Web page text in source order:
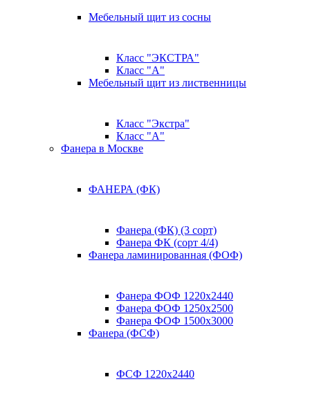
Мебельный щит из сосны
Класс "ЭКСТРА"
Класс "А"
Мебельный щит из лиственницы
Класс "Экстра"
Класс "А"
Фанера в Москве
ФАНЕРА (ФК)
Фанера (ФК) (3 сорт)
Фанера ФК (сорт 4/4)
Фанера ламинированная (ФОФ)
Фанера ФОФ 1220x2440
Фанера ФОФ 1250x2500
Фанера ФОФ 1500x3000
Фанера (ФСФ)
ФСФ 1220х2440